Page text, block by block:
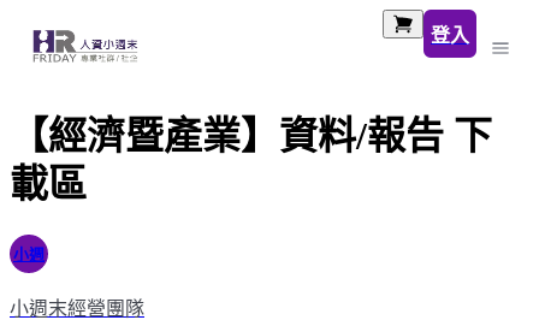
登入
【經濟暨產業】資料/報告 下
載區
小週
小週末經營團隊